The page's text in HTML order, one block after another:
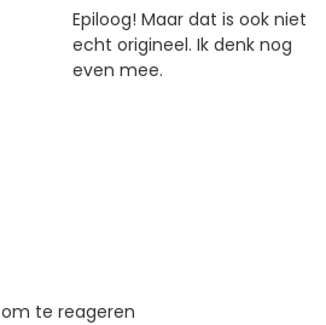
Epiloog! Maar dat is ook niet
echt origineel. Ik denk nog
even mee.
om te reageren